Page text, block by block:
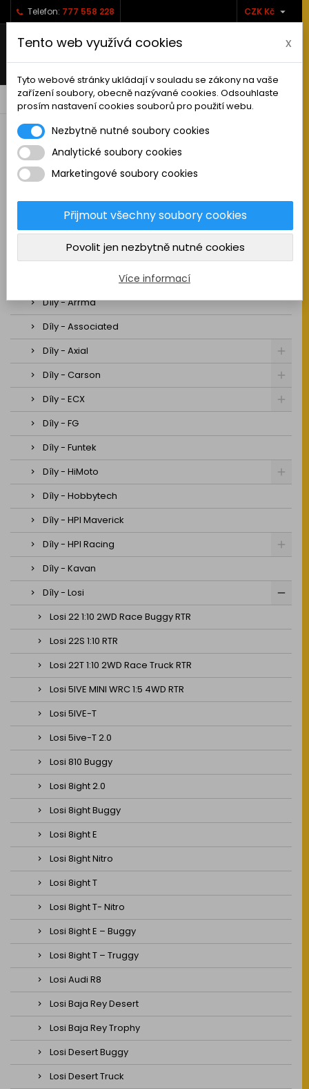
Telefon: 777 558 228 CZK Kč 
   shopping_cart0
RC AUTA
Sestavená auta elektro
Stavebnice aut elektro
Auta na spalovací motor
Náhradní díly
Díly - Arrma
Díly - Associated
Díly - Axial
Díly - Carson
Díly - ECX
Díly - FG
Díly - Funtek
Díly - HiMoto
Díly - Hobbytech
Díly - HPI Maverick
Díly - HPI Racing
Díly - Kavan
Díly - Losi
Losi 22 1:10 2WD Race Buggy RTR
Losi 22S 1:10 RTR
Losi 22T 1:10 2WD Race Truck RTR
Losi 5IVE MINI WRC 1:5 4WD RTR
Losi 5IVE-T
Losi 5ive-T 2.0
Losi 810 Buggy
Losi 8ight 2.0
Losi 8ight Buggy
Losi 8ight E
Losi 8ight Nitro
Losi 8ight T
Losi 8ight T- Nitro
Losi 8ight E – Buggy
Losi 8ight T – Truggy
Losi Audi R8
Losi Baja Rey Desert
Losi Baja Rey Trophy
Losi Desert Buggy
Losi Desert Truck
Tento web využívá cookies x
Tyto webové stránky ukládají v souladu se zákony na vaše
zařízení soubory, obecně nazývané cookies. Odsouhlaste
prosím nastavení cookies souborů pro použití webu.
Nezbytně nutné soubory cookies
Analytické soubory cookies
Marketingové soubory cookies
Přijmout všechny soubory cookies
Povolit jen nezbytně nutné cookies
Více informací